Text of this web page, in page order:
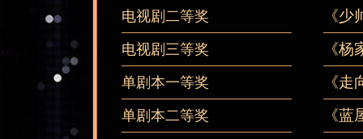
电视剧二等奖 《
电视剧三等奖 《
单剧本一等奖 《
单剧本二等奖 《蓝